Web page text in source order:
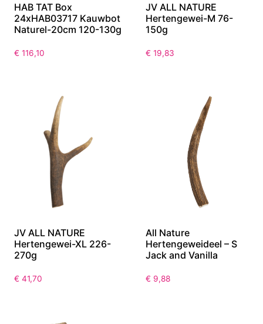
HAB TAT Box
24xHAB03717 Kauwbot
Naturel-20cm 120-130g
€ 116,10
JV ALL NATURE
Hertengewei-M 76-
150g
€ 19,83
JV ALL NATURE
Hertengewei-XL 226-
270g
€ 41,70
All Nature
Hertengeweideel – S
Jack and Vanilla
€ 9,88